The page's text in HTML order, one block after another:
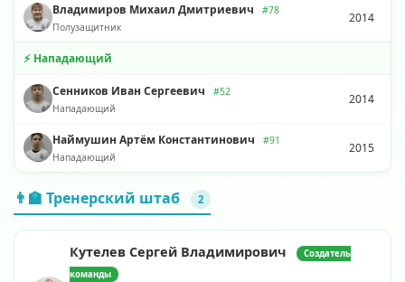
Владимиров Михаил Дмитриевич
#78
Полузащитник
2014
⚡ Нападающий
Сенников Иван Сергеевич
#52
Нападающий
2014
Наймушин Артём Константинович
#91
Нападающий
2015
👨‍🏫 Тренерский штаб 2
Кутелев Сергей Владимирович
Создатель
команды